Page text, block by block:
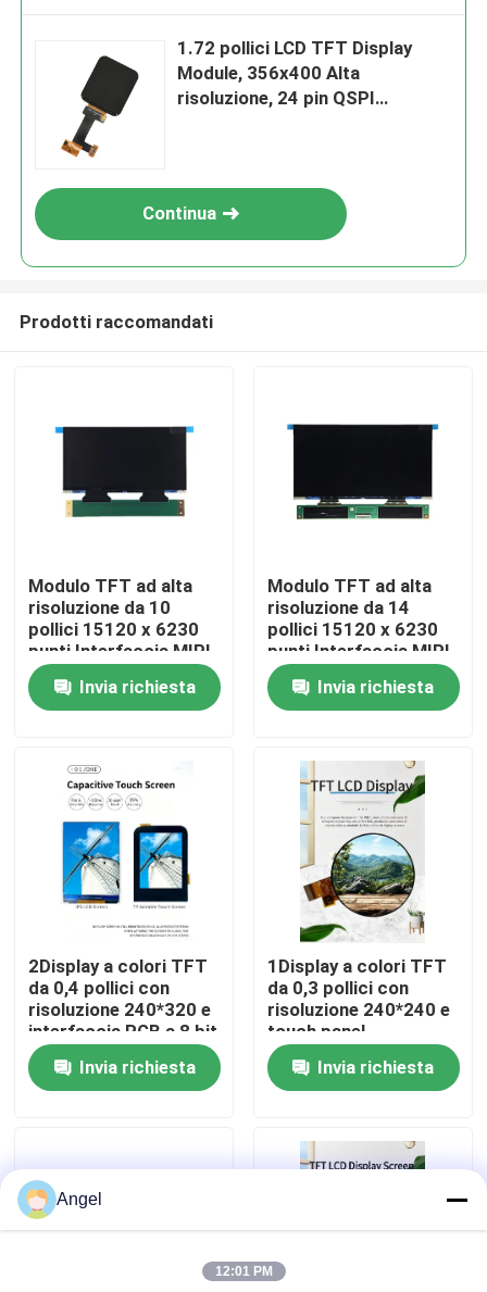
Casa
Video
Manifestazione di VR
Giro della fabbrica
Controllo di qualità
Richieda una citazione
Esposizione LCD di TFT
1.72 pollici LCD TFT Display
Module, 356x400 Alta
risoluzione, 24 pin QSPI
Continua
Prodotti raccomandati
Modulo TFT ad alta
risoluzione da 10
pollici 15120 x 6230
punti Interfaccia MIPI
Per stampante 3D
Invia richiesta
Modulo TFT ad alta
risoluzione da 14
pollici 15120 x 6230
punti Interfaccia MIPI
Per stampante 3D
Invia richiesta
2Display a colori TFT
da 0,4 pollici con
risoluzione 240*320 e
interfaccia RGB a 8 bit
Driving IC ST7789V All
angle 4LEDS Backlight
Invia richiesta
1Display a colori TFT
da 0,3 pollici con
risoluzione 240*240 e
touch panel,
interfaccia SPI a 4 fili,
circuito integrato di
guida GC9A01 2 LED a
Invia richiesta
Angel
12:01 PM